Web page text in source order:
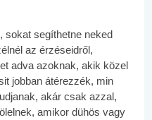
sokat segíthetne neked
az érzéseidről,
adva azoknak, akik közel
jobban átérezzék, min
akár csak azzal,
amikor dühös vagy